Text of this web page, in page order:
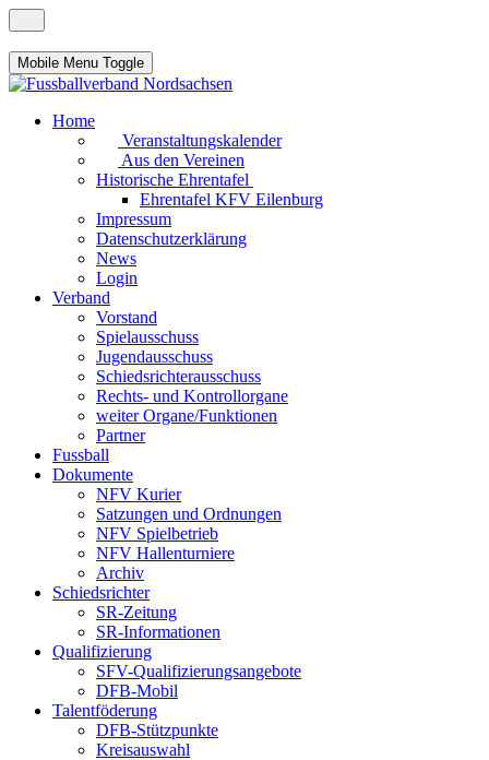
Mobile Menu Toggle
Home
Veranstaltungskalender
Aus den Vereinen
Historische Ehrentafel
Ehrentafel KFV Eilenburg
Impressum
Datenschutzerklärung
News
Login
Verband
Vorstand
Spielausschuss
Jugendausschuss
Schiedsrichterausschuss
Rechts- und Kontrollorgane
weiter Organe/Funktionen
Partner
Fussball
Dokumente
NFV Kurier
Satzungen und Ordnungen
NFV Spielbetrieb
NFV Hallenturniere
Archiv
Schiedsrichter
SR-Zeitung
SR-Informationen
Qualifizierung
SFV-Qualifizierungsangebote
DFB-Mobil
Talentföderung
DFB-Stützpunkte
Kreisauswahl